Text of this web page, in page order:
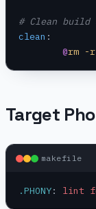
# Clean
clean :
	@
rm -
Target
makefile
.PHONY: lint